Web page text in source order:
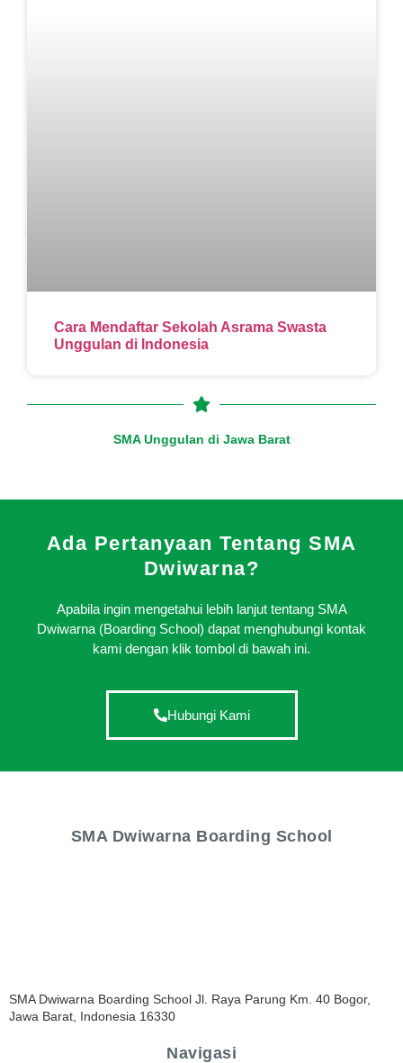
Cara Mendaftar Sekolah Asrama Swasta
Unggulan di Indonesia
SMA Unggulan di Jawa Barat
Ada Pertanyaan Tentang SMA
Dwiwarna?
Apabila ingin mengetahui lebih lanjut tentang SMA
Dwiwarna (Boarding School) dapat menghubungi kontak
kami dengan klik tombol di bawah ini.
Hubungi Kami
SMA Dwiwarna Boarding School
SMA Dwiwarna Boarding School Jl. Raya Parung Km. 40 Bogor,
Jawa Barat, Indonesia 16330
Navigasi